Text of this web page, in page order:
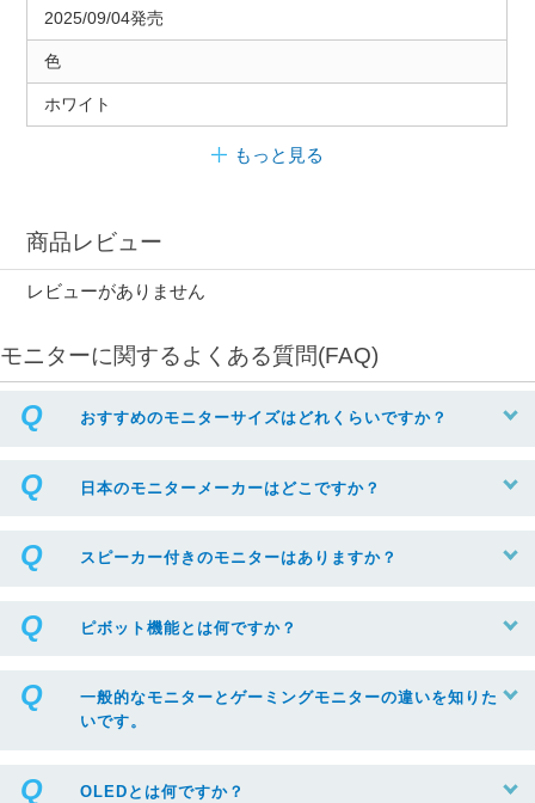
2025/09/04発売
色
ホワイト
もっと見る
商品レビュー
レビューがありません
モニターに関するよくある質問(FAQ)
おすすめのモニターサイズはどれくらいですか？
日本のモニターメーカーはどこですか？
スピーカー付きのモニターはありますか？
ピボット機能とは何ですか？
一般的なモニターとゲーミングモニターの違いを知りた
いです。
OLEDとは何ですか？